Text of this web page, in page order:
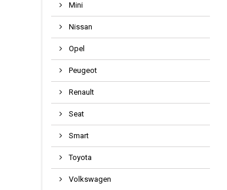
Mini
Nissan
Opel
Peugeot
Renault
Seat
Smart
Toyota
Volkswagen